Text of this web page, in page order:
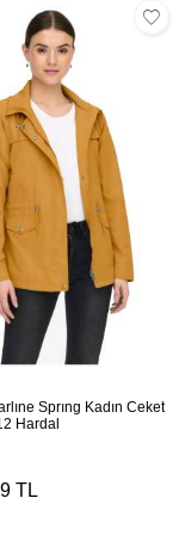
Sprıng Kadın Ceket
Hardal
TL